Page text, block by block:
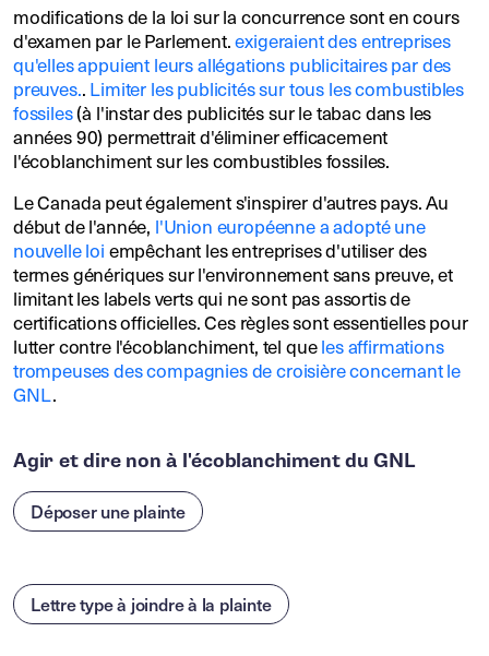
modifications de la loi sur la concurrence sont en cours
d'examen par le Parlement.exigeraient des entreprises
qu'elles appuient leurs allégations publicitaires par des
preuves..Limiter les publicités sur tous les combustibles
fossiles(à l'instar des publicités sur le tabac dans les
années 90) permettrait d'éliminer efficacement
l'écoblanchiment sur les combustibles fossiles.
Le Canada peut également s'inspirer d'autres pays. Au
début de l'année, l'Union européenne a adopté une
nouvelle loiempêchant les entreprises d'utiliser des
termes génériques sur l'environnement sans preuve, et
limitant les labels verts qui ne sont pas assortis de
certifications officielles. Ces règles sont essentielles pour
lutter contre l'écoblanchiment, tel queles affirmations
trompeuses des compagnies de croisière concernant le
GNL.
Agir et dire non à l'écoblanchiment du GNL
Déposer une plainte
Lettre type à joindre à la plainte